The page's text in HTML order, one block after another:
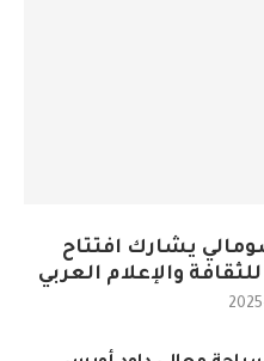
يشارك افتتاح
والإعلام العربي